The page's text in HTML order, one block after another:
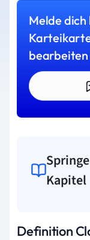
Melde dich
bearbeiten
Kapitel
Definition